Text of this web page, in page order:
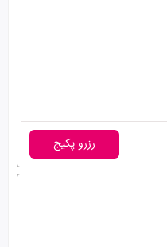
رزرو پکیج